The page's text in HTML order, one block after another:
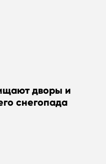
дворы и
снегопада